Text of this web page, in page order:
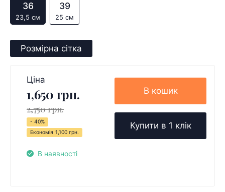
36
23,5 см
39
25 см
Розмірна сітка
Ціна
1,650 грн.
2,750 грн.
- 40%
Економія 1,100 грн.
В наявності
В кошик
Купити в 1 клік